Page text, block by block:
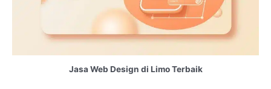
Jasa Web Design di Limo Terbaik